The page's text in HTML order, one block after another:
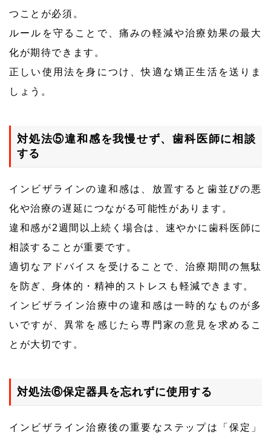
つことが必須。
ルールを守ることで、痛みの軽減や治療効果の最大
化が期待できます。
正しい使用法を身につけ、快適な矯正生活を送りま
しょう。
対処法⑤違和感を我慢せず、歯科医師に相談
する
インビザラインの違和感は、放置すると歯並びの悪
化や治療の遅延につながる可能性があります。
違和感が2週間以上続く場合は、速やかに歯科医師に
相談することが重要です。
適切なアドバイスを受けることで、治療期間の無駄
を防ぎ、身体的・精神的ストレスも軽減できます。
インビザライン治療中の違和感は一時的なものが多
いですが、異常を感じたら専門家の意見を求めるこ
とが大切です。
対処法⑥保定器具を忘れずに使用する
インビザライン治療後の重要なステップは「保定」